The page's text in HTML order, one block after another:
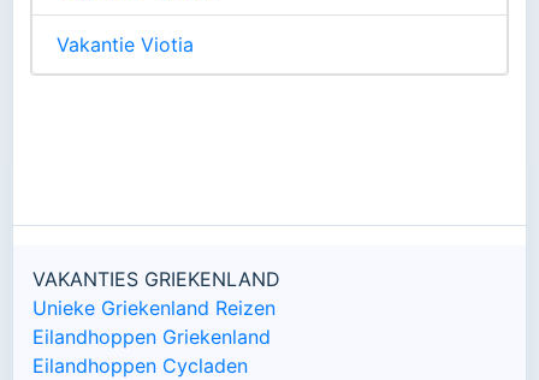
Vakantie Viotia
VAKANTIES GRIEKENLAND
Unieke Griekenland Reizen
Eilandhoppen Griekenland
Eilandhoppen Cycladen